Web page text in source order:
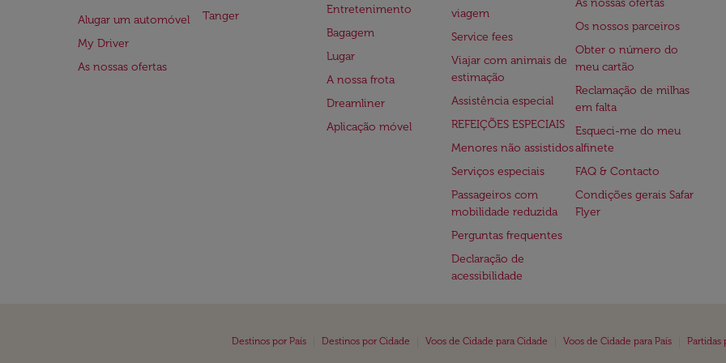
Alugar um automóvel
My Driver
As nossas ofertas
Tanger
Entretenimento
Bagagem
Lugar
A nossa frota
Dreamliner
Aplicação móvel
viagem
Service fees
Viajar com animais de
estimação
Assistência especial
REFEIÇÕES ESPECIAIS
Menores não assistidos
Serviços especiais
Passageiros com
mobilidade reduzida
Perguntas frequentes
Declaração de
acessibilidade
As nossas ofertas
Os nossos parceiros
Obter o número do
meu cartão
Reclamação de milhas
em falta
Esqueci-me do meu
alfinete
FAQ & Contacto
Condições gerais Safar
Flyer
Destinos por País Destinos por Cidade Voos de Cidade para Cidade Voos de Cidade para País Partidas